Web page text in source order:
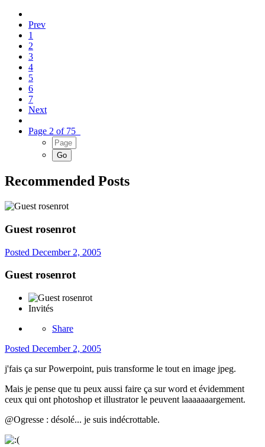
Prev
1
2
3
4
5
6
7
Next
Page 2 of 75
Recommended Posts
Guest rosenrot
Posted December 2, 2005
Guest rosenrot
Invités
Share
Posted December 2, 2005
j'fais ça sur Powerpoint, puis transforme le tout en image jpeg.
Mais je pense que tu peux aussi faire ça sur word et évidemment
ceux qui ont photoshop et illustrator le peuvent laaaaaaargement.
@Ogresse : désolé... je suis indécrottable.